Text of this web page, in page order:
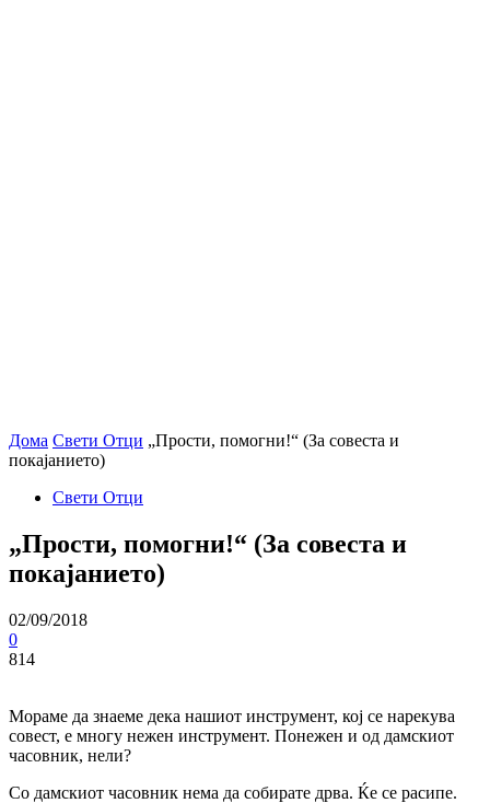
Дома Свети Отци „Прости, помогни!“ (За совеста и
покајанието)
Свети Отци
„Прости, помогни!“ (За совеста и
покајанието)
02/09/2018
0
814
Мораме да знаеме дека нашиот инструмент, кој се нарекува
совест, е многу нежен инструмент. Понежен и од дамскиот
часовник, нели?
Со дамскиот часовник нема да собирате дрва. Ќе се расипе.